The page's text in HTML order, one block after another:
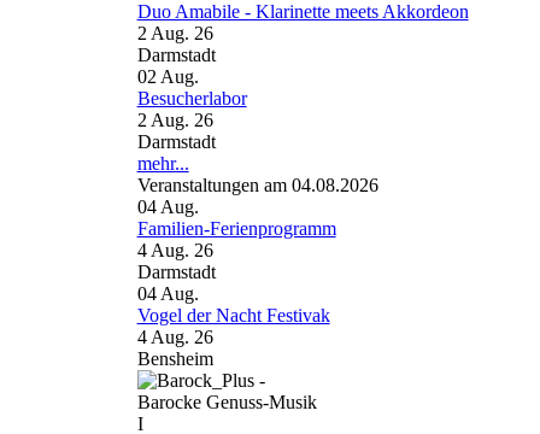
Duo Amabile - Klarinette meets Akkordeon
2 Aug. 26
Darmstadt
02 Aug.
Besucherlabor
2 Aug. 26
Darmstadt
mehr...
Veranstaltungen am 04.08.2026
04 Aug.
Familien-Ferienprogramm
4 Aug. 26
Darmstadt
04 Aug.
Vogel der Nacht Festivak
4 Aug. 26
Bensheim